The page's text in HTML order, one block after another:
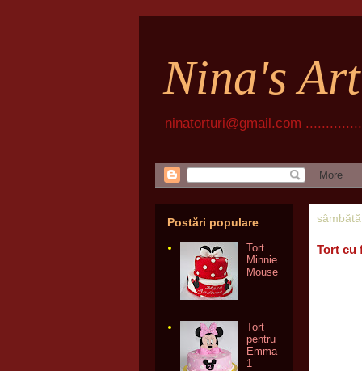
Nina's
ninatorturi@gmail.com
Tort cu
Postări populare
Tort
Minnie
Mouse
Tort
pentru
Emma
1